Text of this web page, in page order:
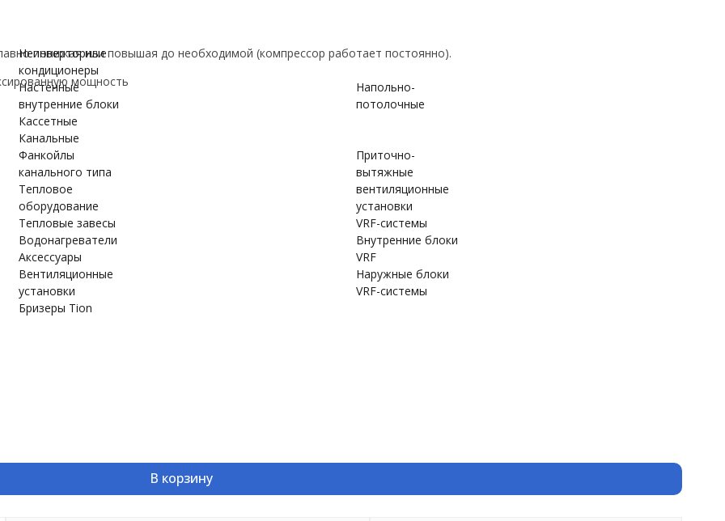
Неинверторные
кондиционеры
Настенные
внутренние блоки
Кассетные
Канальные
Напольно-
потолочные
Фанкойлы
канального типа
Тепловое
оборудование
Тепловые завесы
Водонагреватели
Аксессуары
Вентиляционные
установки
Бризеры Tion
Приточно-
вытяжные
вентиляционные
установки
VRF-системы
Внутренние блоки
VRF
Наружные блоки
VRF-системы
понижая или повышая до необходимой (компрессор работает постоянно).
мощность
В корзину